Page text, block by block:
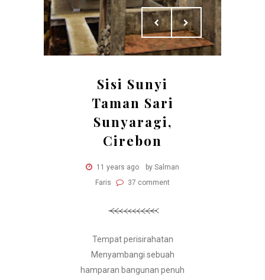
Sisi Sunyi
Taman Sari
Sunyaragi,
Cirebon
11 years ago
by Salman
Faris
37 comment
Tempat perisirahatan
Menyambangi sebuah
hamparan bangunan penuh